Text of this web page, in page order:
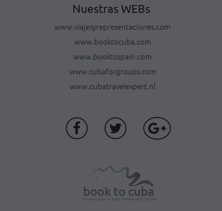
Nuestras WEBs
www.viajesyrepresentaciones.com
www.booktocuba.com
www.booktospain.com
www.cubaforgroups.com
www.cubatravelexpert.nl